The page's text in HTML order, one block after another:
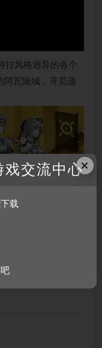
拉风格迥异的各个
阿瓦隆城，寻觅遗
分对错，但迈出的
×
戏交流中心
载